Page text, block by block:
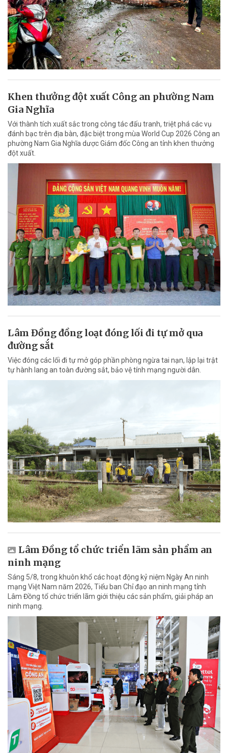
Khen thưởng đột xuất Công an phường Nam
Gia Nghĩa
Với thành tích xuất sắc trong công tác đấu tranh, triệt phá các vụ
đánh bạc trên địa bàn, đặc biệt trong mùa World Cup 2026 Công an
phường Nam Gia Nghĩa dược Giám đốc Công an tỉnh khen thưởng
đột xuất.
Lâm Đồng đồng loạt đóng lối đi tự mở qua
đường sắt
Việc đóng các lối đi tự mở góp phần phòng ngừa tai nạn, lập lại trật
tự hành lang an toàn đường sắt, bảo vệ tính mạng người dân.
Lâm Đồng tổ chức triển lãm sản phẩm an
ninh mạng
Sáng 5/8, trong khuôn khổ các hoạt động kỷ niệm Ngày An ninh
mạng Việt Nam năm 2026, Tiểu ban Chỉ đạo an ninh mạng tỉnh
Lâm Đồng tổ chức triển lãm giới thiệu các sản phẩm, giải pháp an
ninh mạng.